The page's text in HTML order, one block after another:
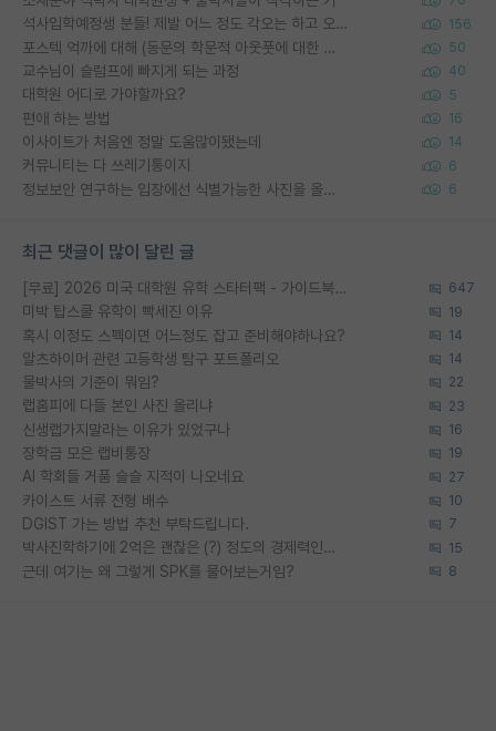
석사입학예정생 분들! 제발 어느 정도 각오는 하고 오세요. 156
포스텍 억까에 대해 (동문의 학문적 아웃풋에 대한 반박) 50
교수님이 슬럼프에 빠지게 되는 과정 40
대학원 어디로 가야할까요? 5
편애 하는 방법 16
이사이트가 처음엔 정말 도움많이됐는데 14
커뮤니티는 다 쓰레기통이지 6
정보보안 연구하는 입장에선 식별가능한 사진을 올리는건 비추이긴함 6
최근 댓글이 많이 달린 글
[무료] 2026 미국 대학원 유학 스타터팩 - 가이드북 & 합격자 컨택메일 템플릿 647
미박 탑스쿨 유학이 빡세진 이유 19
혹시 이정도 스펙이면 어느정도 잡고 준비해야하나요? 14
알츠하이머 관련 고등학생 탐구 포트폴리오 14
물박사의 기준이 뭐임? 22
랩홈피에 다들 본인 사진 올리냐 23
신생랩가지말라는 이유가 있었구나 16
장학금 모은 랩비통장 19
AI 학회들 거품 슬슬 지적이 나오네요 27
카이스트 서류 전형 배수 10
DGIST 가는 방법 추천 부탁드립니다. 7
박사진학하기에 2억은 괜찮은 (?) 정도의 경제력인가요 15
근데 여기는 왜 그렇게 SPK를 물어보는거임? 8